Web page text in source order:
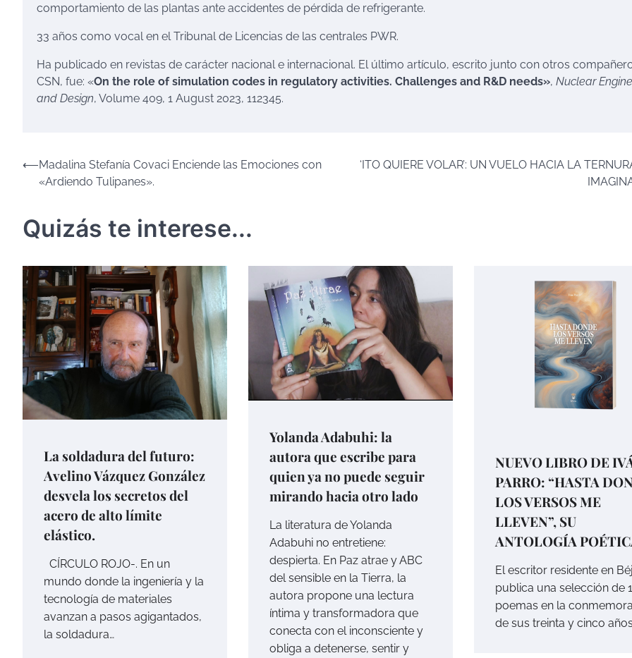
comportamiento de las plantas ante accidentes de pérdida de refrigerante.
33 años como vocal en el Tribunal de Licencias de las centrales PWR.
Ha publicado en revistas de carácter nacional e internacional. El último artículo, escrito junto con otros
CSN, fue: «On the role of simulation codes in regulatory activities. Challenges and R&D needs», Nuclear
and Design, Volume 409, 1 August 2023, 112345.
Navegación
⟵Madalina Stefanía Covaci Enciende las Emociones con
«Ardiendo Tulipanes».
‘ITO QUIERE VOLAR’: UN VUELO HACIA LA
Quizás te interese...
La soldadura del futuro:
Avelino Vázquez González
desvela los secretos del
acero de alto límite
elástico.
CÍRCULO ROJO-. En un
mundo donde la ingeniería y la
tecnología de materiales
avanzan a pasos agigantados,
la soldadura…
Yolanda Adabuhi: la
autora que escribe para
quien ya no puede seguir
mirando hacia otro lado
La literatura de Yolanda
Adabuhi no entretiene:
despierta. En Paz atrae y ABC
del sensible en la Tierra, la
autora propone una lectura
íntima y transformadora que
conecta con el inconsciente y
obliga a detenerse, sentir y
NUEVO LIBRO DE
PARRO: “HASTA
LOS VERSOS ME
LLEVEN”, SU
ANTOLOGÍA
El escritor residente en
publica una selección de
poemas en la
de sus treinta y cinco